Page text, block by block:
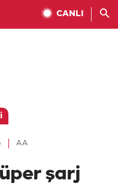
CANLI
AA
şarj